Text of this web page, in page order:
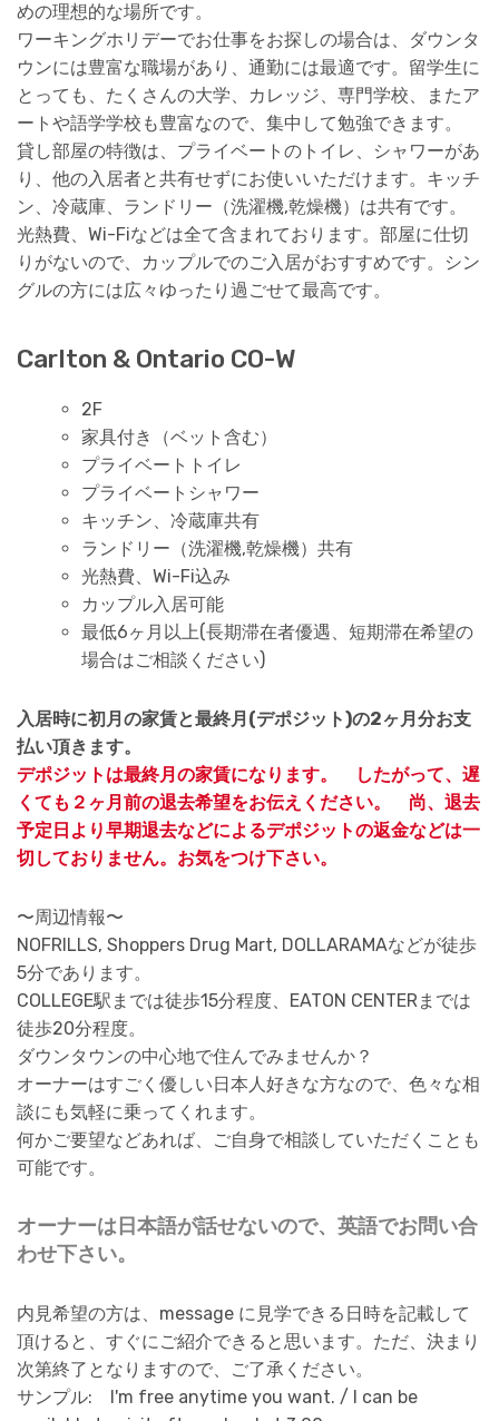
めの理想的な場所です。
ワーキングホリデーでお仕事をお探しの場合は、ダウンタ
ウンには豊富な職場があり、通勤には最適です。留学生に
とっても、たくさんの大学、カレッジ、専門学校、またア
ートや語学学校も豊富なので、集中して勉強できます。
貸し部屋の特徴は、プライベートのトイレ、シャワーがあ
り、他の入居者と共有せずにお使いいただけます。キッチ
ン、冷蔵庫、ランドリー（洗濯機,乾燥機）は共有です。
光熱費、Wi-Fiなどは全て含まれております。部屋に仕切
りがないので、カップルでのご入居がおすすめです。シン
グルの方には広々ゆったり過ごせて最高です。
Carlton & Ontario CO-W
2F
家具付き（ベット含む）
プライベートトイレ
プライベートシャワー
キッチン、冷蔵庫共有
ランドリー（洗濯機,乾燥機）共有
光熱費、Wi-Fi込み
カップル入居可能
最低6ヶ月以上(長期滞在者優遇、短期滞在希望の
場合はご相談ください)
入居時に初月の家賃と最終月(デポジット)の2ヶ月分お支
払い頂きます。
デポジットは最終月の家賃になります。 したがって、遅
くても２ヶ月前の退去希望をお伝えください。 尚、退去
予定日より早期退去などによるデポジットの返金などは一
切しておりません。お気をつけ下さい。
〜周辺情報〜
NOFRILLS, Shoppers Drug Mart, DOLLARAMAなどが徒歩
5分であります。
COLLEGE駅までは徒歩15分程度、EATON CENTERまでは
徒歩20分程度。
ダウンタウンの中心地で住んでみませんか？
オーナーはすごく優しい日本人好きな方なので、色々な相
談にも気軽に乗ってくれます。
何かご要望などあれば、ご自身で相談していただくことも
可能です。
オーナーは日本語が話せないので、英語でお問い合
わせ下さい。
内見希望の方は、message に見学できる日時を記載して
頂けると、すぐにご紹介できると思います。ただ、決まり
次第終了となりますので、ご了承ください。
サンプル: I'm free anytime you want. / I can be